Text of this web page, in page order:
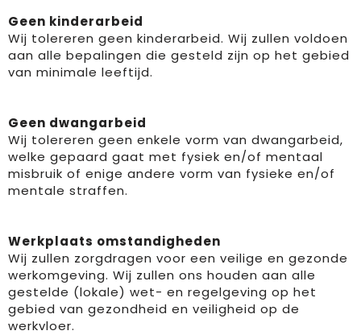
Geen kinderarbeid
Wij tolereren geen kinderarbeid. Wij zullen voldoen
aan alle bepalingen die gesteld zijn op het gebied
van minimale leeftijd.
Geen dwangarbeid
Wij tolereren geen enkele vorm van dwangarbeid,
welke gepaard gaat met fysiek en/of mentaal
misbruik of enige andere vorm van fysieke en/of
mentale straffen.
Werkplaats omstandigheden
Wij zullen zorgdragen voor een veilige en gezonde
werkomgeving. Wij zullen ons houden aan alle
gestelde (lokale) wet- en regelgeving op het
gebied van gezondheid en veiligheid op de
werkvloer.